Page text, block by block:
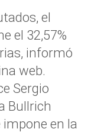
el
el 32,57%
informó
web.
Sergio
Bullrich
impone en la